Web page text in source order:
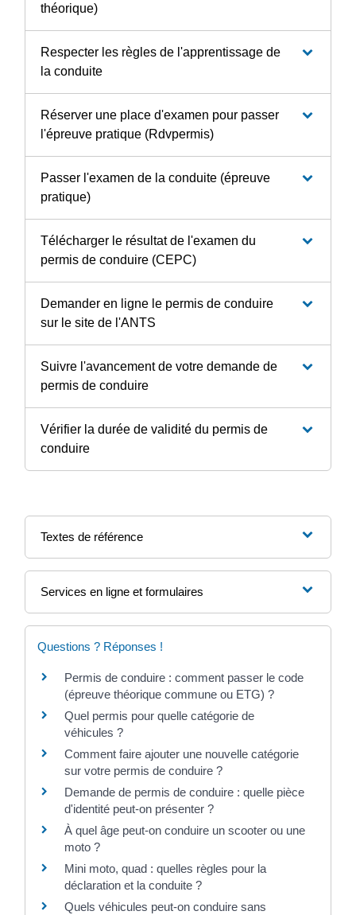
théorique)
Respecter les règles de l'apprentissage de
la conduite
Réserver une place d'examen pour passer
l'épreuve pratique (Rdvpermis)
Passer l'examen de la conduite (épreuve
pratique)
Télécharger le résultat de l'examen du
permis de conduire (CEPC)
Demander en ligne le permis de conduire
sur le site de l'ANTS
Suivre l'avancement de votre demande de
permis de conduire
Vérifier la durée de validité du permis de
conduire
Textes de référence
Services en ligne et formulaires
Questions ? Réponses !
Permis de conduire : comment passer le code
(épreuve théorique commune ou ETG) ?
Quel permis pour quelle catégorie de
véhicules ?
Comment faire ajouter une nouvelle catégorie
sur votre permis de conduire ?
Demande de permis de conduire : quelle pièce
d'identité peut-on présenter ?
À quel âge peut-on conduire un scooter ou une
moto ?
Mini moto, quad : quelles règles pour la
déclaration et la conduite ?
Quels véhicules peut-on conduire sans